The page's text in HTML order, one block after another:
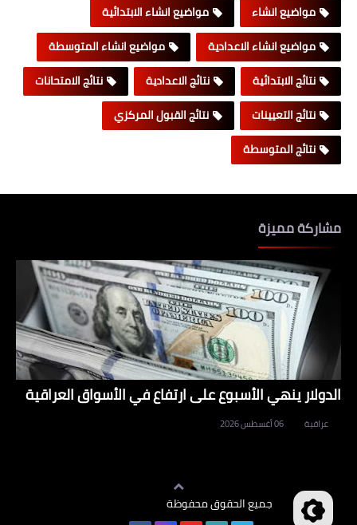
مواضيع انشاء
مواضيع انشاء الابتدائية
مواضيع انشاء الاعدادية
مواضيع انشاء المتوسطة
نتائج الابتدائية
نتائج الاعدادية
نتائج الامتحانات
نتائج التعيينات
نتائج القبول المركزي
نتائج المتوسطة
مشاركة مميزة
الدولار ينهي الأسبوع على ارتفاع في الأسواق العراقية
عراقية 06 أغسطس 2026
جميع الحقوق محفوظة